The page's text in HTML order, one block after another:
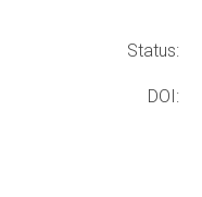
Status:
DOI: